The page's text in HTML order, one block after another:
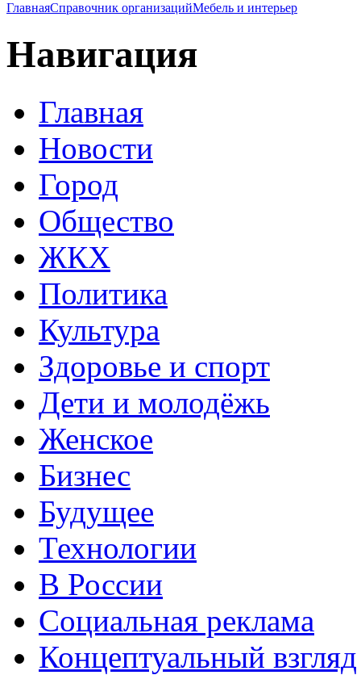
ГлавнаяСправочник организацийМебель и интерьер
Навигация
Главная
Новости
Город
Общество
ЖКХ
Политика
Культура
Здоровье и спорт
Дети и молодёжь
Женское
Бизнес
Будущее
Технологии
В России
Социальная реклама
Концептуальный взгляд